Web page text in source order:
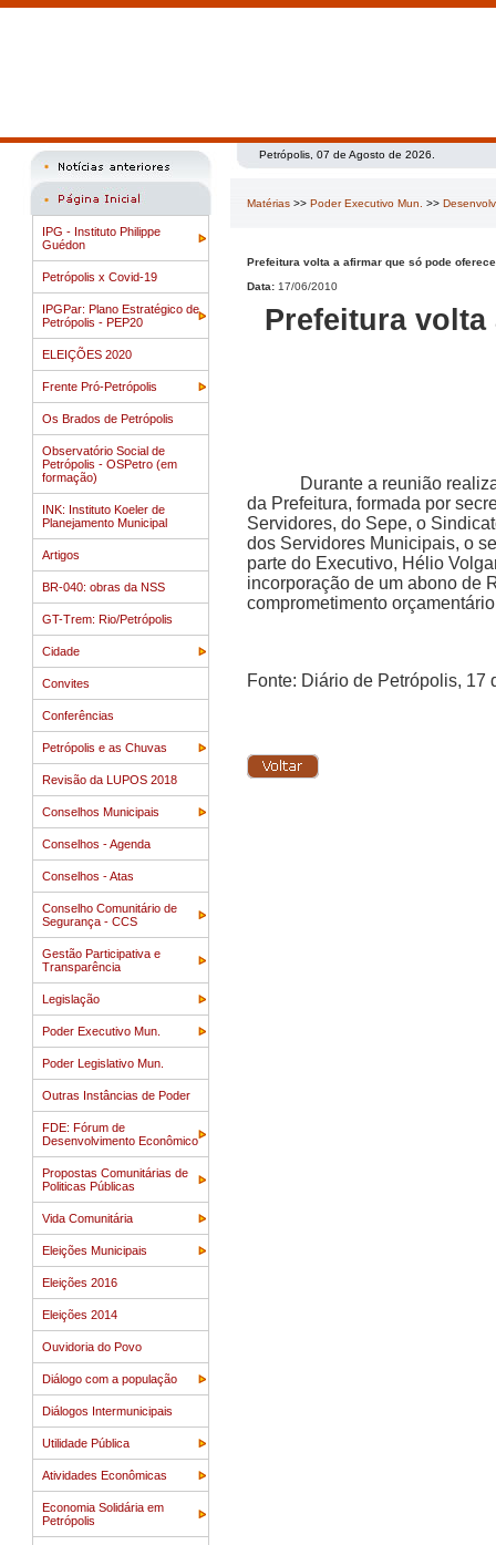
IPG - Instituto Philippe
Guédon
Petrópolis x Covid-19
IPGPar: Plano Estratégico de
Petrópolis - PEP20
ELEIÇÕES 2020
Frente Pró-Petrópolis
Os Brados de Petrópolis
Observatório Social de
Petrópolis - OSPetro (em
formação)
INK: Instituto Koeler de
Planejamento Municipal
Artigos
BR-040: obras da NSS
GT-Trem: Rio/Petrópolis
Cidade
Convites
Conferências
Petrópolis e as Chuvas
Revisão da LUPOS 2018
Conselhos Municipais
Conselhos - Agenda
Conselhos - Atas
Conselho Comunitário de
Segurança - CCS
Gestão Participativa e
Transparência
Legislação
Poder Executivo Mun.
Poder Legislativo Mun.
Outras Instâncias de Poder
FDE: Fórum de
Desenvolvimento Econômico
Propostas Comunitárias de
Politicas Públicas
Vida Comunitária
Eleições Municipais
Eleições 2016
Eleições 2014
Ouvidoria do Povo
Diálogo com a população
Diálogos Intermunicipais
Utilidade Pública
Atividades Econômicas
Economia Solidária em
Petrópolis
Petrópolis, 07 de Agosto de 2026.
Matérias >> Poder Executivo Mun. >>
Prefeitura volta a afirmar que só pode
Data: 17/06/2010
Prefeitura volta
Durante a reunião
da Prefeitura, formada por
Servidores, do Sepe, o
dos Servidores Municipais, o
parte do Executivo, Hélio
incorporação de um abono de
comprometimento
Fonte: Diário de Petrópolis, 17